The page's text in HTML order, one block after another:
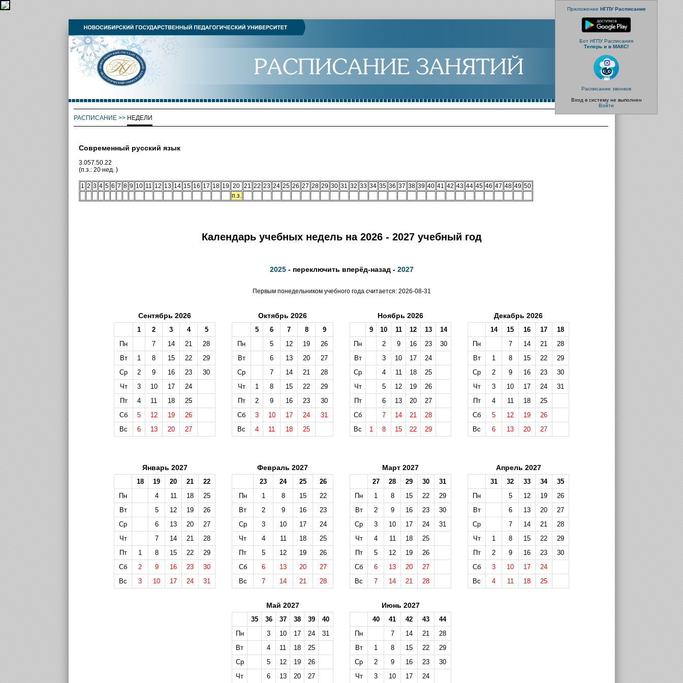
Приложение НГПУ Расписание
Бот НГПУ Расписания
Теперь и в МАКС!
Расписание звонков
Вход в систему не выполнен
Войти
РАСПИСАНИЕ>> НЕДЕЛИ
Современный русский язык
3.057.50.22
(п.з.: 20 нед. )
1 2 3 4 5 6 7 8 9 10 11 12 13 14 15 16 17 18 19 20 21 22 23 24 25 26 27 28 29 30 31 32 33 34 35 36 37 38 39 40 41 42 43 44 45 46 47 48 49 50
п.з.
Календарь учебных недель на 2026 - 2027 учебный год
2025- переключить вперёд-назад - 2027
Первым понедельником учебного года считается: 2026-08-31
Сентябрь 2026
1 2 3 4
5
Пн
7 14 21
28
Вт
1 8 15 22
29
Ср
2 9 16 23
30
Чт
3 10 17
24
Пт
4 11 18
25
Сб
5 12 19
26
Вс
6 13 20 27
Октябрь 2026
5 6 7 8
9
Пн
5 12 19
26
Вт
6 13 20
27
Ср
7 14 21
28
Чт
1 8 15 22
29
Пт
2 9 16 23
30
Сб
3 10 17 24
31
Вс
4 11 18 25
Ноябрь 2026
9 10 11 12 13
14
Пн
2 9 16 23
30
Вт
3 10 17
24
Ср
4 11 18
25
Чт
5 12 19
26
Пт
6 13 20
27
Сб
7 14 21
28
Вс
1 8 15 22 29
Декабрь 2026
14 15 16 17
18
Пн
7 14 21
28
Вт
1 8 15 22
29
Ср
2 9 16 23
30
Чт
3 10 17 24
31
Пт
4 11 18
25
Сб
5 12 19
26
Вс
6 13 20 27
Январь 2027
18 19 20 21
22
Пн
4 11 18
25
Вт
5 12 19
26
Ср
6 13 20
27
Чт
7 14 21
28
Пт
1 8 15 22
29
Сб
2 9 16 23
30
Вс
3 10 17 24 31
Февраль 2027
23 24 25
26
Пн
1 8 15
22
Вт
2 9 16
23
Ср
3 10 17
24
Чт
4 11 18
25
Пт
5 12 19
26
Сб
6 13 20
27
Вс
7 14 21 28
Март 2027
27 28 29 30
31
Пн
1 8 15 22
29
Вт
2 9 16 23
30
Ср
3 10 17 24
31
Чт
4 11 18
25
Пт
5 12 19
26
Сб
6 13 20
27
Вс
7 14 21 28
Апрель 2027
31 32 33 34
35
Пн
5 12 19
26
Вт
6 13 20
27
Ср
7 14 21
28
Чт
1 8 15 22
29
Пт
2 9 16 23
30
Сб
3 10 17
24
Вс
4 11 18 25
Май 2027
35 36 37 38 39
40
Пн
3 10 17 24
31
Вт
4 11 18
25
Ср
5 12 19
26
Чт
6 13 20 27
Июнь 2027
40 41 42 43
44
Пн
7 14 21
28
Вт
1 8 15 22
29
Ср
2 9 16 23
30
Чт
3 10 17 24